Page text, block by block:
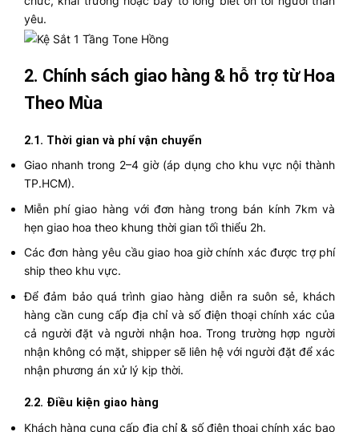
yêu.
2. Chính sách giao hàng & hỗ trợ từ Hoa
Theo Mùa
2.1. Thời gian và phí vận chuyển
Giao nhanh trong 2–4 giờ (áp dụng cho khu vực nội thành
TP.HCM).
Miễn phí giao hàng với đơn hàng trong bán kính 7km và
hẹn giao hoa theo khung thời gian tối thiểu 2h.
Các đơn hàng yêu cầu giao hoa giờ chính xác được trợ phí
ship theo khu vực.
Để đảm bảo quá trình giao hàng diễn ra suôn sẻ, khách
hàng cần cung cấp địa chỉ và số điện thoại chính xác của
cả người đặt và người nhận hoa. Trong trường hợp người
nhận không có mặt, shipper sẽ liên hệ với người đặt để xác
nhận phương án xử lý kịp thời.
2.2. Điều kiện giao hàng
Khách hàng cung cấp địa chỉ & số điện thoại chính xác bao